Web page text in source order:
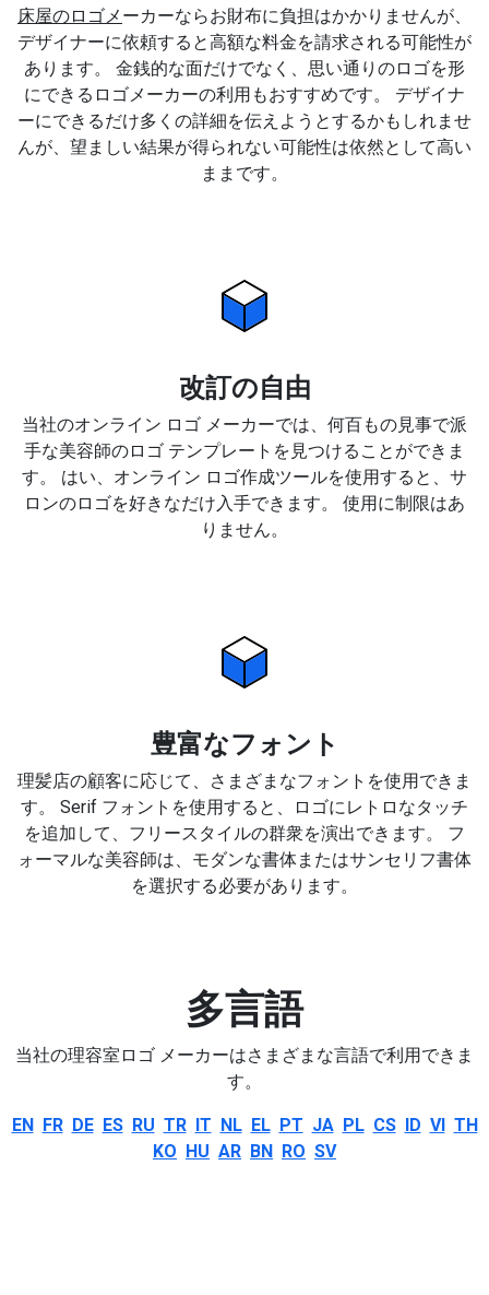
床屋のロゴメ ーカーならお財布に負担はかかりませんが、
デザイナーに依頼すると高額な料金を請求される可能性が
あります。 金銭的な面だけでなく、思い通りのロゴを形
にできるロゴメーカーの利用もおすすめです。 デザイナ
ーにできるだけ多くの詳細を伝えようとするかもしれませ
んが、望ましい結果が得られない可能性は依然として高い
ままです。
改訂の自由
当社のオンライン ロゴ メーカーでは、何百もの見事で派
手な美容師のロゴ テンプレートを見つけることができま
す。 はい、オンライン ロゴ作成ツールを使用すると、サ
ロンのロゴを好きなだけ入手できます。 使用に制限はあ
りません。
豊富なフォント
理髪店の顧客に応じて、さまざまなフォントを使用できま
す。 Serif フォントを使用すると、ロゴにレトロなタッチ
を追加して、フリースタイルの群衆を演出できます。 フ
ォーマルな美容師は、モダンな書体またはサンセリフ書体
を選択する必要があります。
多言語
当社の理容室ロゴ メーカーはさまざまな言語で利用できま
す。
EN FR DE ES RU TR IT NL EL PT JA PL CS ID VI TH
KO HU AR BN RO SV